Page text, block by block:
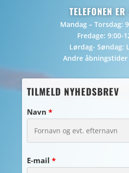
TELEFONEN
Mandag – Torsdag:
Fredage: 9:00-
Lørdag- Søndag:
Andre åbningstider
TILMELD NYHEDSBREV
Navn *
E-mail *